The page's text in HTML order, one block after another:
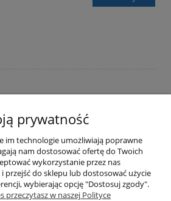
21,00 zł
prywatność
im technologie umożliwiają poprawne
nam dostosować ofertę do Twoich
wykorzystanie przez nas
przejść do sklepu lub dostosować użycie
wybierając opcję "Dostosuj zgody".
przeczytasz w naszej Polityce